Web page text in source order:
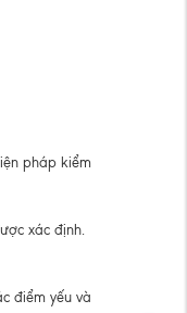
pháp kiểm
xác định.
điểm yếu và